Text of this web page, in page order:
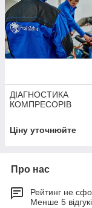
ДІАГНОСТИКА
КОМПРЕСОРІВ
Ціну уточнюйте
Про нас
Рейтинг не
Менше 5